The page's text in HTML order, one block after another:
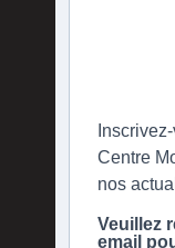
Centre
nos
Veuillez
email